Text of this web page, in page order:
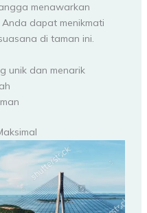
menawarkan
dapat menikmati
di taman ini.
unik dan menarik